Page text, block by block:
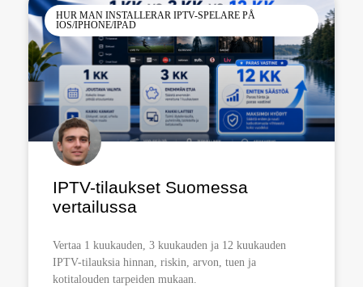
HUR MAN INSTALLERAR IPTV-SPELARE PÅ
IOS/IPHONE/IPAD
IPTV-tilaukset Suomessa
vertailussa
Vertaa 1 kuukauden, 3 kuukauden ja 12 kuukauden
IPTV-tilauksia hinnan, riskin, arvon, tuen ja
kotitalouden tarpeiden mukaan.